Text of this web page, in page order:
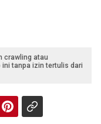
crawling atau
tanpa izin tertulis dari